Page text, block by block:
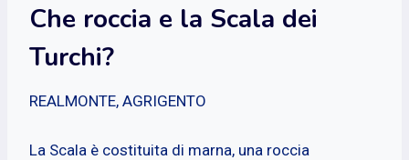
Che roccia e la Scala dei
Turchi?
REALMONTE, AGRIGENTO
La Scala è costituita di marna, una roccia